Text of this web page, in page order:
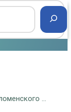
Послание митрополита Крутицкого и Коломенского Ювеналия в связи с распространением коронавирусной инфекции